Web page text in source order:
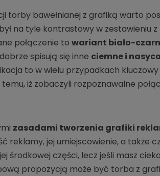
torby bawełnianej z grafiką warto
na tyle kontrastowy w zestawieniu
połączenie to wariant biało-
spisują się inne ciemne i
to w wielu przypadkach
iż zobaczyli rozpoznawalne
zasadami tworzenia grafiki
reklamy, jej umiejscowienie, a także
środkowej części, lecz jeśli masz
propozycją może być torba z